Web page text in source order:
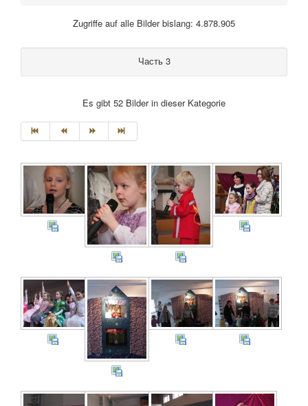
Zugriffe auf alle Bilder bislang: 4.878.905
Часть 3
Es gibt 52 Bilder in dieser Kategorie